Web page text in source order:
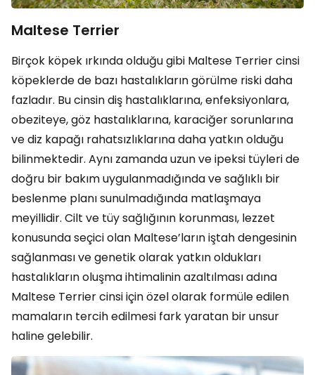
Maltese Terrier
Birçok köpek ırkında olduğu gibi Maltese Terrier cinsi
köpeklerde de bazı hastalıkların görülme riski daha
fazladır. Bu cinsin diş hastalıklarına, enfeksiyonlara,
obeziteye, göz hastalıklarına, karaciğer sorunlarına
ve diz kapağı rahatsızlıklarına daha yatkın olduğu
bilinmektedir. Aynı zamanda uzun ve ipeksi tüyleri de
doğru bir bakım uygulanmadığında ve sağlıklı bir
beslenme planı sunulmadığında matlaşmaya
meyillidir. Cilt ve tüy sağlığının korunması, lezzet
konusunda seçici olan Maltese’ların iştah dengesinin
sağlanması ve genetik olarak yatkın oldukları
hastalıkların oluşma ihtimalinin azaltılması adına
Maltese Terrier cinsi için özel olarak formüle edilen
mamaların tercih edilmesi fark yaratan bir unsur
haline gelebilir.